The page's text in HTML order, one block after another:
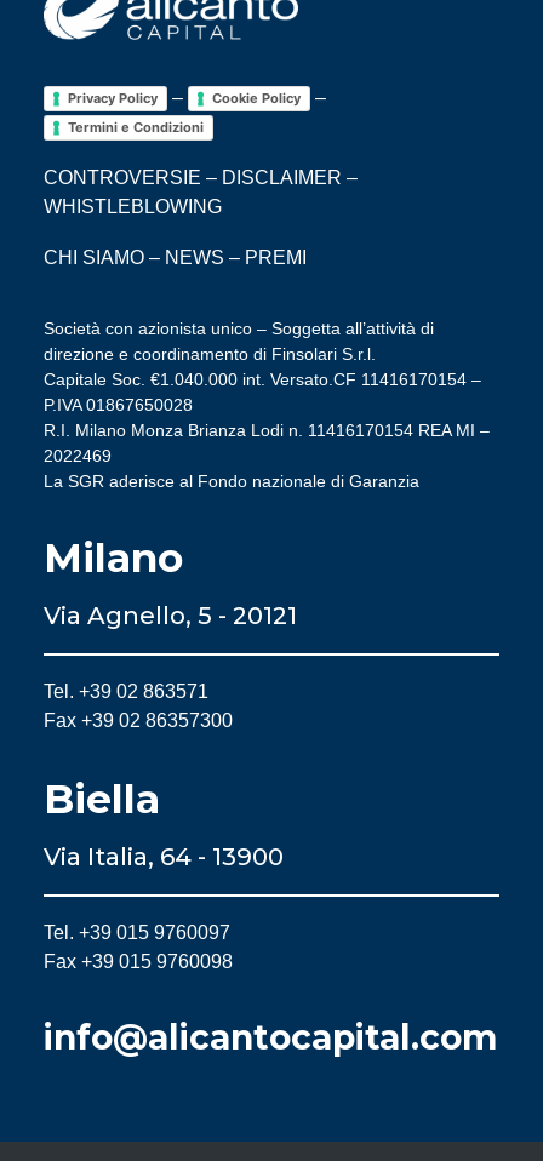
Privacy Policy – Cookie Policy –
Termini e Condizioni
CONTROVERSIE – DISCLAIMER –
WHISTLEBLOWING
CHI SIAMO – NEWS – PREMI
Società con azionista unico – Soggetta all’attività di
direzione e coordinamento di Finsolari S.r.l.
Capitale Soc. €1.040.000 int. Versato.CF 11416170154 –
P.IVA 01867650028
R.I. Milano Monza Brianza Lodi n. 11416170154 REA MI –
2022469
La SGR aderisce al Fondo nazionale di Garanzia
Milano
Via Agnello, 5 - 20121
Tel. +39 02 863571
Fax +39 02 86357300
Biella
Via Italia, 64 - 13900
Tel. +39 015 9760097
Fax +39 015 9760098
info@alicantocapital.com